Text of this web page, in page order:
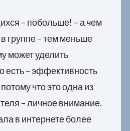
– побольше! – а чем
группе – тем меньше
может уделить
есть – эффективность
что это одна из
– личное внимание.
в интернете более